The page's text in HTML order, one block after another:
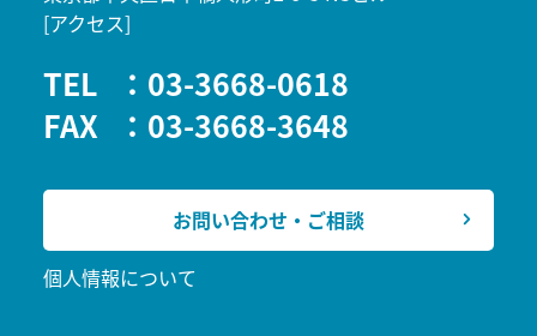
[アクセス]
TEL
：03-3668-0618
FAX
：03-3668-3648
お問い合わせ・ご相談
個人情報について